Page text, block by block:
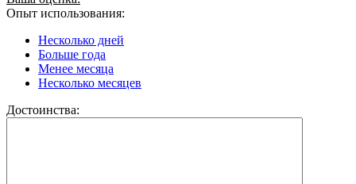
Опыт использования:
Несколько дней
Больше года
Менее месяца
Несколько месяцев
Достоинства: